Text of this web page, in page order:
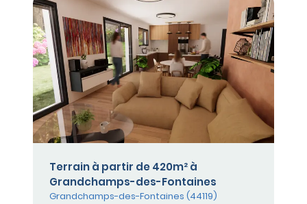
Terrain à partir de 420m² à
Grandchamps-des-Fontaines
Grandchamps-des-Fontaines (44119)